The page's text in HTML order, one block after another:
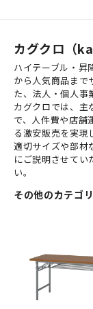
カグクロ（
ハイテーブル・昇
から人気商品まで
た、法人・個人事
カグクロでは、主
で、人件費や店舗
る激安販売を実現
適切サイズや部材
にご説明させてい
い。
その他のカテゴ